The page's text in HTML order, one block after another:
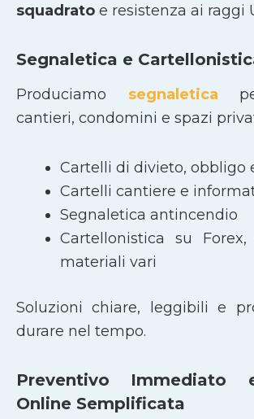
squadrato e resistenza ai raggi
Segnaletica e
Produciamo segnaletica
cantieri, condomini e spazi
Cartelli di divieto, obbligo
Cartelli cantiere e
Segnaletica antincendio
Cartellonistica su
materiali vari
Soluzioni chiare, leggibili e
durare nel tempo.
Preventivo Immediato
Online Semplificata